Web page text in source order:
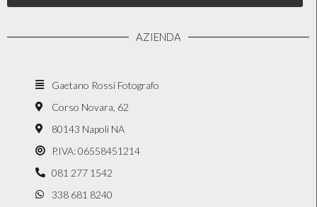
AZIENDA
Gaetano Rossi Fotografo
Corso Novara, 62
80143 Napoli NA
P.IVA: 06558451214
081 277 1542
338 681 8240